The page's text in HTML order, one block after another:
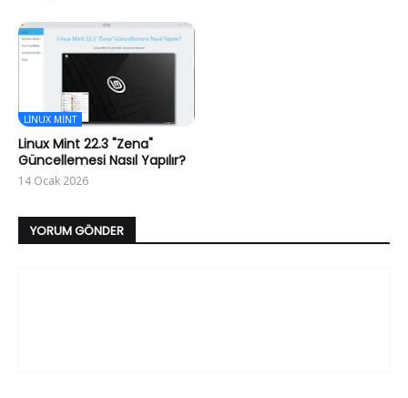
LINUX MINT
Linux Mint 22.3 "Zena"
Güncellemesi Nasıl Yapılır?
14 Ocak 2026
YORUM GÖNDER